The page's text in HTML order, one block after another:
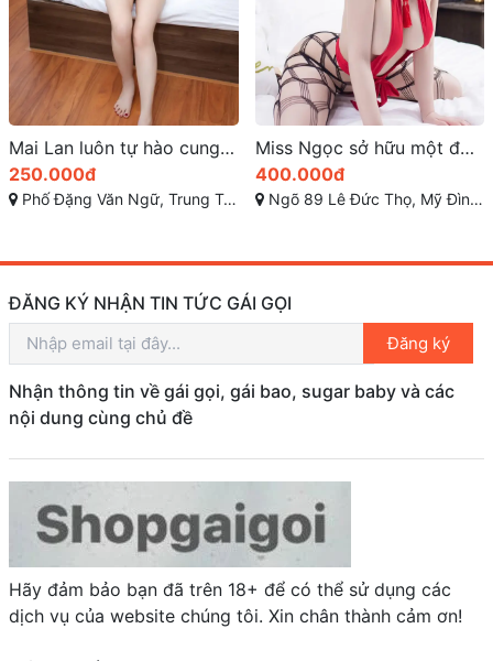
Miss Ngọc sở hữu một đường nét quyến rũ
400.000đ
Ngõ 89 Lê Đức Thọ, Mỹ Đình 2, Từ Liêm, Hà Nội
Lan Hương – Em Hàng Xinh Dâm, Quyến Rũ Tại Gia Lâm Hà Nội
500.000đ
Trâu Quỳ, Gia Lâm, Hà Nội
ĐĂNG KÝ NHẬN TIN TỨC GÁI GỌI
Đăng ký
Nhận thông tin về gái gọi, gái bao, sugar baby và các
nội dung cùng chủ đề
Hãy đảm bảo bạn đã trên 18+ để có thể sử dụng các
dịch vụ của website chúng tôi. Xin chân thành cảm ơn!